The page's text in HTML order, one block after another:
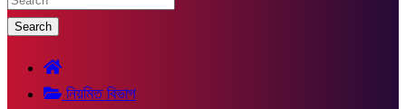
Search
নিয়মিত বিভাগ